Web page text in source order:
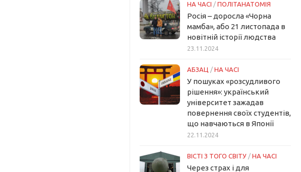
НА ЧАСІ / ПОЛІТАНАТОМІЯ
Росія – доросла «Чорна
мамба», або 21 листопада в
новітній історії людства
23.11.2024
АБЗАЦ / НА ЧАСІ
У пошуках «розсудливого
рішення»: український
університет зажадав
повернення своїх студентів,
що навчаються в Японії
22.11.2024
ВІСТІ З ТОГО СВІТУ / НА ЧАСІ
Через страх і для